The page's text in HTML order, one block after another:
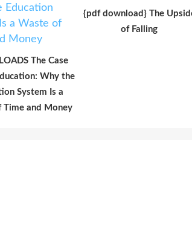
The Case
Why the
System Is a
Time and Money
{pdf download} The
of Falling